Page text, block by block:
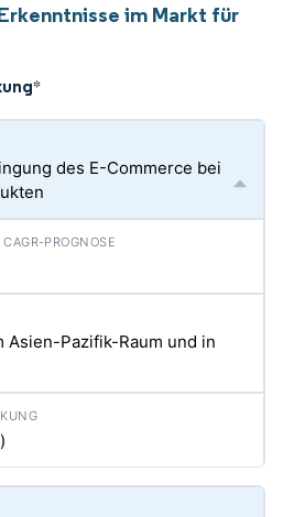
im Markt für
*
des E-Commerce bei
Asien-Pazifik-Raum und in